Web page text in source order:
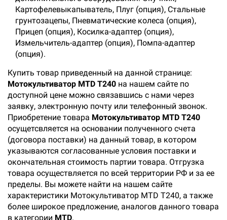
Картофелевыкапыватель, Плуг (опция), Стальные
грунтозацепы, Пневматические колеса (опция),
Прицеп (опция), Косилка-адаптер (опция),
Измельчитель-адаптер (опция), Помпа-адаптер
(опция).
Купить товар приведенный на данной странице:
Мотокультиватор MTD T240 на нашем сайте по
доступной цене можно связавшись с нами через
заявку, электронную почту или телефонный звонок.
Приобретение товара Мотокультиватор MTD T240
осущетсвляется на основании полученного счета
(договора поставки) на данный товар, в котором
указываются согласованные условия поставки и
окончательная стоимость партии товара. Отгрузка
товара осуществляется по всей территории РФ и за ее
пределы. Вы можете найти на нашем сайте
характеристики Мотокультиватор MTD T240, а также
более широкое предложение, аналогов данного товара
в категории MTD.